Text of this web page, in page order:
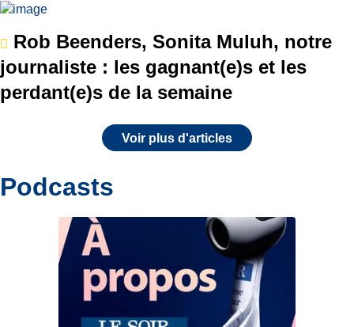
Rob Beenders, Sonita Muluh, notre
journaliste : les gagnant(e)s et les
perdant(e)s de la semaine
Voir plus d'articles
Podcasts